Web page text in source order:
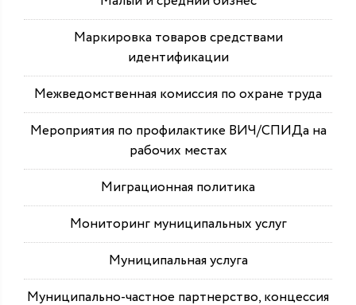
Маркировка товаров средствами
идентификации
Межведомственная комиссия по охране труда
Мероприятия по профилактике ВИЧ/СПИДа на
рабочих местах
Миграционная политика
Мониторинг муниципальных услуг
Муниципальная услуга
Муниципально-частное партнерство, концессия